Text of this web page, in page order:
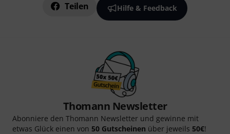
Teilen Hilfe & Feedback
Thomann Newsletter
Abonniere den Thomann Newsletter und gewinne mit
etwas Glück einen von 50 Gutscheinen über jeweils 50€!